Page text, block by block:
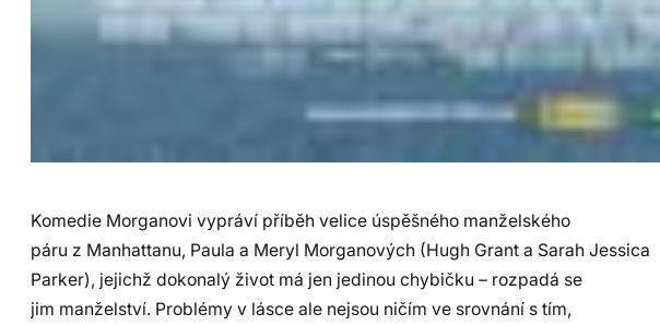
Komedie Morganovi vypráví příběh velice úspěšného manželského
páru z Manhattanu, Paula a Meryl Morganových (Hugh Grant a Sarah Jessica
Parker), jejichž dokonalý život má jen jedinou chybičku – rozpadá se
jim manželství. Problémy v lásce ale nejsou ničím ve srovnání s tím,